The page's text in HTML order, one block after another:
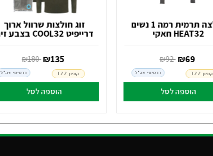
חולצה תרמית רמה 1 נשים
HEAT32 חאקי
‏ ₪
92 69
הוספה לסל
כרטיסי צה"ל קופון TZZ
זוג חולצות שרוול ארוך
דרייפיט COOL32 בצבע זית
‏ ₪
180 135
הוספה לסל
כרטיסי צה"ל קופון TZZ